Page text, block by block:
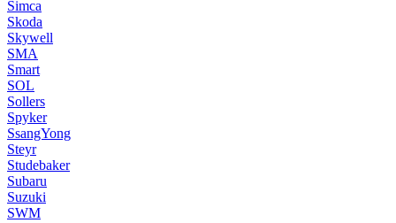
Simca
Skoda
Skywell
SMA
Smart
SOL
Sollers
Spyker
SsangYong
Steyr
Studebaker
Subaru
Suzuki
SWM